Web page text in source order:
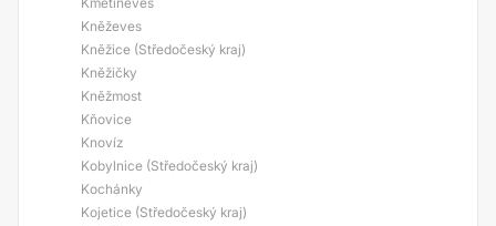
Kněževes
Kněžice (Středočeský kraj)
Kněžičky
Kněžmost
Kňovice
Knovíz
Kobylnice (Středočeský kraj)
Kochánky
Kojetice (Středočeský kraj)